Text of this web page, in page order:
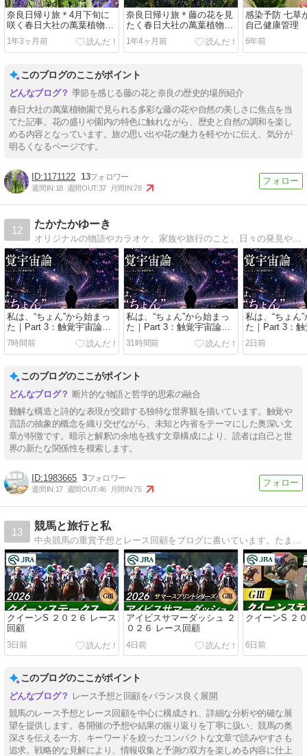
奈良日帰り旅＊4月下旬に
咲く春日大社の萬葉植物園
の藤の花々[後編]
1年3ヶ月前
奈良日帰り旅＊藤の花を見
たく春日大社の萬葉植物園
へ[前編]
1年4ヶ月前
感染予防 七草
自己健康管理
6年前
このブログのここがポイント
季節を感じる藤の花と奈良の歴史的場所紹介
春日大社の萬葉植物園で見られる多彩な藤の花や自然の美しさに焦点を当
てた記事。花の盛りや園内の特色に触れながら、歴史と自然の調和を楽し
める内容となっています。旅の思い出や花の魅力を軽やかに伝え、気分が
明るくなるページです。
1171122 13
週間IN:18 週間OUT:37 月間IN:78
12
たかたかゆーき
オリジナルの物語やカラオケ、家族や旅行のこと、日々の発見や伝えたいこと、紹介したいことなどをつづる雑記ブログです。
私は、“ちょん”から始まっ
た｜Part 3：触覚宇宙論｜
Act.36「帰ってきた言葉」
7時間前
私は、“ちょん”から始まっ
た｜Part 3：触覚宇宙論｜
Act.35「宇宙のノート」
31時間前
私は、“ちょん
た｜Part 3：
Act.34「みん
2日前
このブログのここがポイント
断片的な物語と哲学的思索の融合
難解な構造と詩的な表現が交錯する独特な世界観を描いています。触覚や
言語の抽象的概念を織り交ぜながら、未知と内省をテーマにした奥深い文
章が特徴です。暗示と解釈の余地を残す文章構成により、読者は自己と世
界の新たな関係性を模索します。
1983665 3
週間IN:17 週間OUT:46 月間IN:75
13
競馬と旅行と私
クイーンS ２０２６ レース
回顧
3日前
アイビスサマーダッシュ ２
０２６ レース回顧
4日前
クイーンS ２
6日前
このブログのここがポイント
レース予想と回顧をバランス良く展開
競馬のレース予想とレース回顧を中心に構成され、詳細な分析や的確な展
望を提供します。各開催の予想や結果の振り返りを丁寧に扱い、競馬の奥
深さを伝える一方、キーワードを絞ったコンパクトな文章で読みやすさも
追求。戦略的な見解により、情報収集と予測の双方を楽しめる内容に仕上